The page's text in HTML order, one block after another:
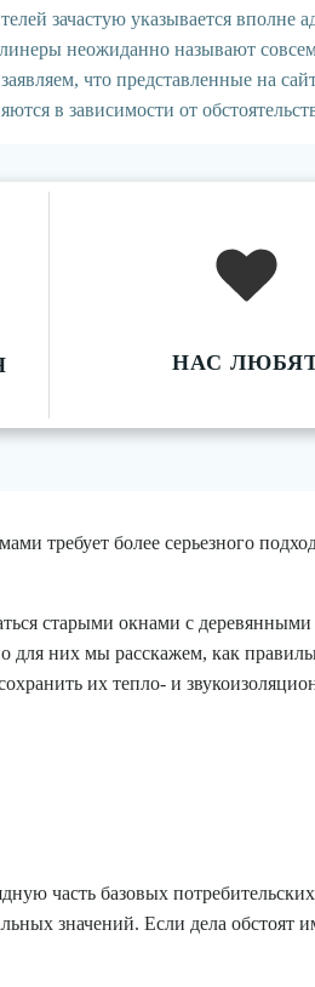
зачастую указывается вполне
неожиданно называют
что представленные на
в зависимости от
НАС
требует более серьезного
старыми окнами с
для них мы расскажем, как
их тепло- и
часть базовых
значений. Если дела обстоят